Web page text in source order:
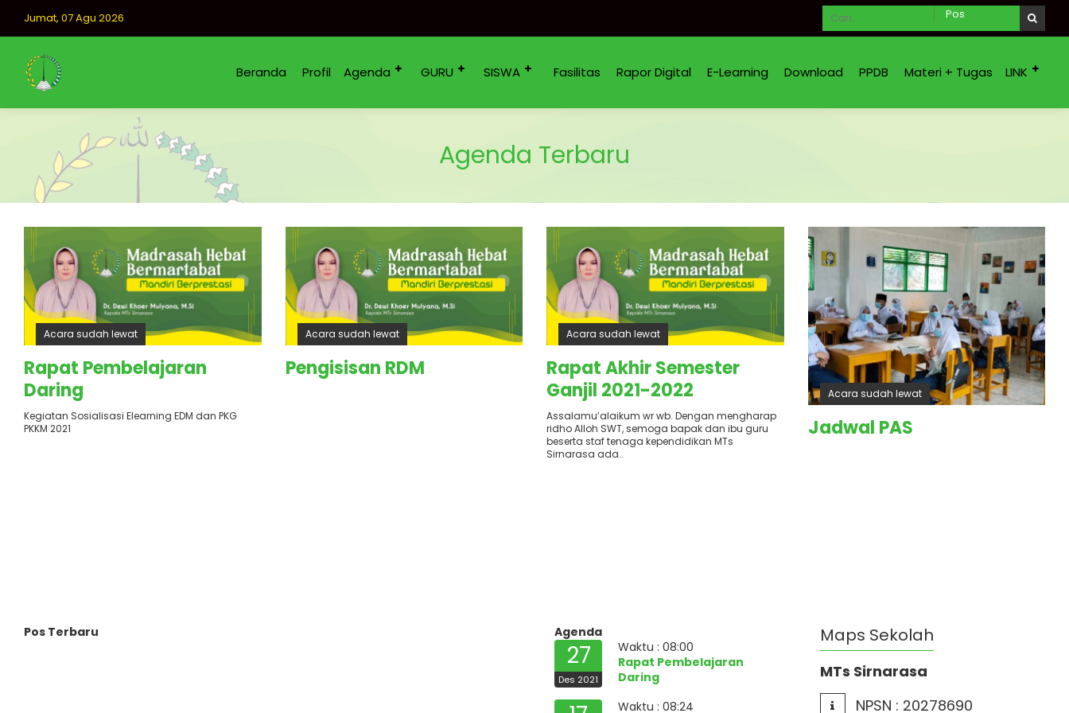
Jumat, 07 Agu 2026
Beranda Profil Agenda GURU SISWA Fasilitas Rapor Digital E-Learning Download PPDB Materi + Tugas LINK
Agenda Terbaru
Acara sudah lewat
Rapat Pembelajaran
Daring
Kegiatan Sosialisasi Elearning EDM dan PKG
PKKM 2021
Acara sudah lewat
Pengisisan RDM
Acara sudah lewat
Rapat Akhir Semester
Ganjil 2021-2022
Assalamu’alaikum wr wb. Dengan mengharap
ridho Alloh SWT, semoga bapak dan ibu guru
beserta staf tenaga kependidikan MTs
Sirnarasa ada..
Acara sudah lewat
Jadwal PAS
Pos Terbaru Agenda
27
Des 2021
Waktu : 08:00
Rapat Pembelajaran
Daring
Waktu : 08:24
Maps Sekolah
MTs Sirnarasa
NPSN : 20278690